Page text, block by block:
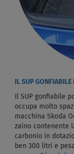
IL SUP
Il SUP gonfiabile
occupa molto
macchina Skoda
zaino contenente
carbonio in
ben 300 litri e